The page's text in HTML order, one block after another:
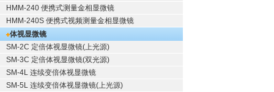
HMM-240 便携式测量金相显微镜
HMM-240S 便携式视频测量金相显微镜
体视显微镜
SM-2C 定倍体视显微镜(上光源)
SM-3C 定倍体视显微镜(双光源)
SM-4L 连续变倍体视显微镜
SM-5L 连续变倍体视显微镜(上光源)